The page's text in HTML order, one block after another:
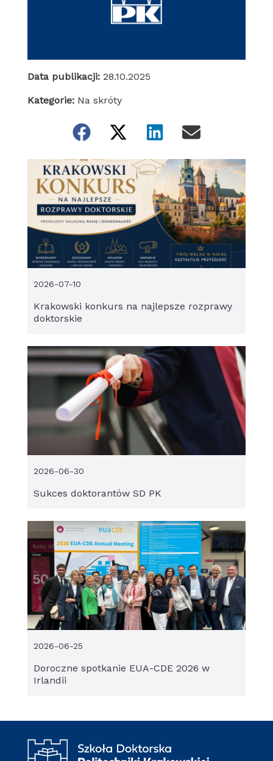
Data publikacji: 28.10.2025
Kategorie: Na skróty
Krakowski konkurs na najlepsze rozprawy
doktorskie
2026-07-10
Sukces doktorantów SD PK
2026-06-30
Doroczne spotkanie EUA-CDE 2026 w
Irlandii
2026-06-25